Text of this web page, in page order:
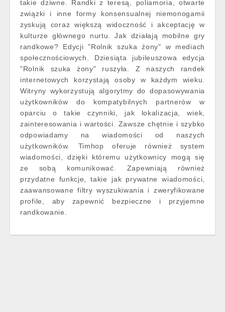
takie dziwne. Randki z teresą, poliamoria, otwarte
związki i inne formy konsensualnej niemonogamii
zyskują coraz większą widoczność i akceptację w
kulturze głównego nurtu. Jak działają mobilne gry
randkowe? Edycji "Rolnik szuka żony" w mediach
społecznościowych. Dziesiąta jubileuszowa edycja
"Rolnik szuka żony" ruszyła. Z naszych randek
internetowych korzystają osoby w każdym wieku.
Witryny wykorzystują algorytmy do dopasowywania
użytkowników do kompatybilnych partnerów w
oparciu o takie czynniki, jak lokalizacja, wiek,
zainteresowania i wartości. Zawsze chętnie i szybko
odpowiadamy na wiadomości od naszych
użytkowników. Timhop oferuje również system
wiadomości, dzięki któremu użytkownicy mogą się
ze sobą komunikować. Zapewniają również
przydatne funkcje, takie jak prywatne wiadomości,
zaawansowane filtry wyszukiwania i zweryfikowane
profile, aby zapewnić bezpieczne i przyjemne
randkowanie.